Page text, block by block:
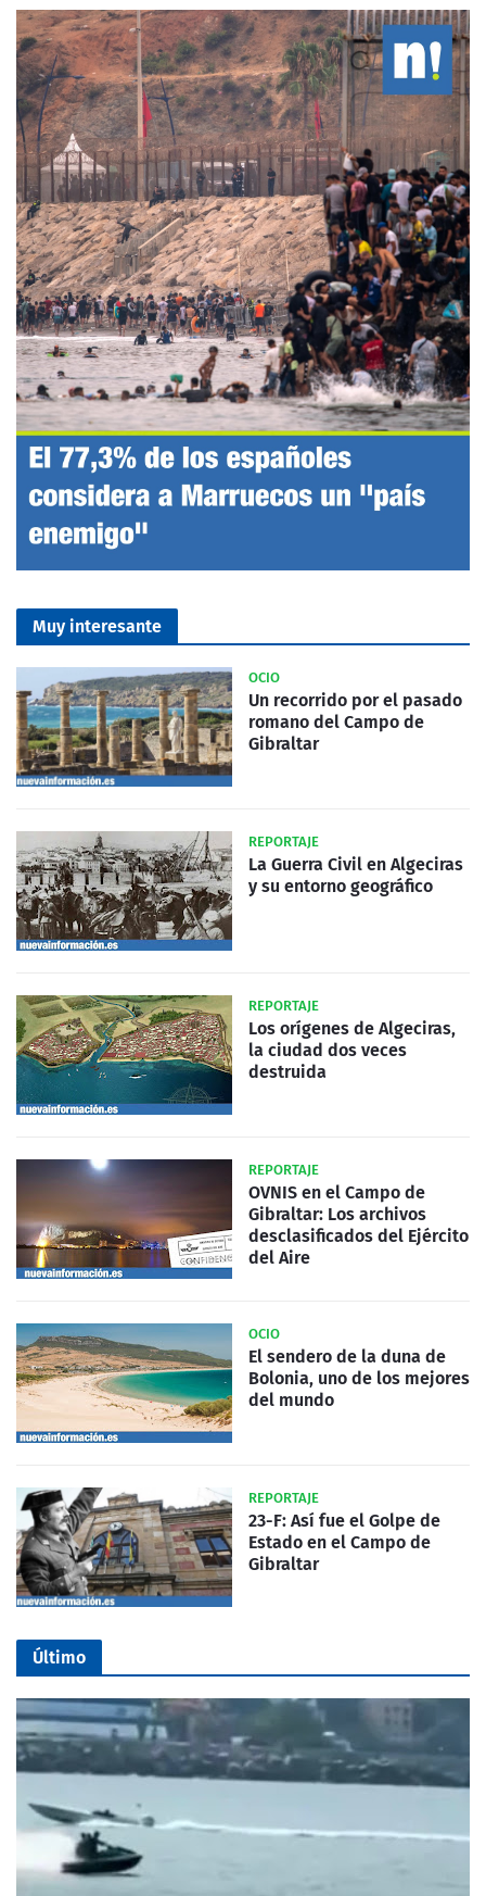
Muy interesante
OCIO
Un recorrido por el pasado
romano del Campo de
Gibraltar
REPORTAJE
La Guerra Civil en Algeciras
y su entorno geográfico
REPORTAJE
Los orígenes de Algeciras,
la ciudad dos veces
destruida
REPORTAJE
OVNIS en el Campo de
Gibraltar: Los archivos
desclasificados del Ejército
del Aire
OCIO
El sendero de la duna de
Bolonia, uno de los mejores
del mundo
REPORTAJE
23-F: Así fue el Golpe de
Estado en el Campo de
Gibraltar
Último